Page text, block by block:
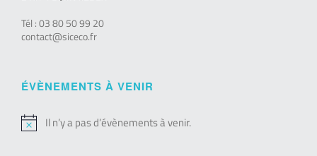
Tél : 03 80 50 99 20
contact@siceco.fr
ÉVÈNEMENTS À VENIR
Notice
Il n’y a pas d’évènements à venir.